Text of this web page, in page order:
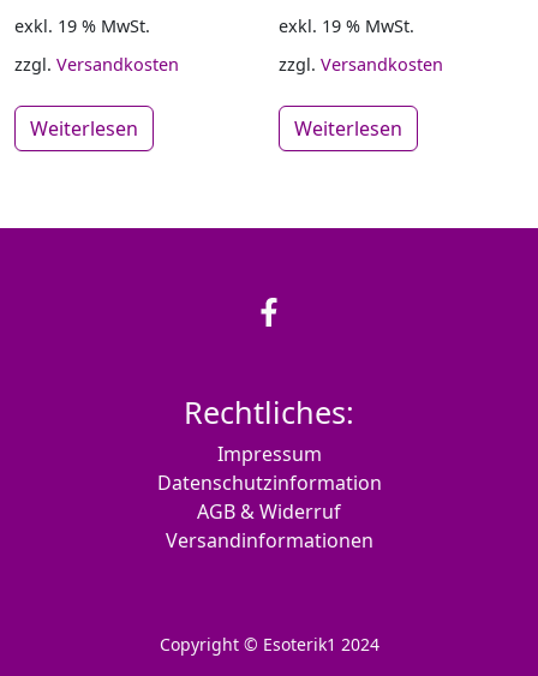
exkl. 19 % MwSt.
zzgl. Versandkosten
Weiterlesen
exkl. 19 % MwSt.
zzgl.Versandkosten
Weiterlesen
Rechtliches:
Impressum
Datenschutzinformation
AGB & Widerruf
Versandinformationen
Copyright © Esoterik1 2024